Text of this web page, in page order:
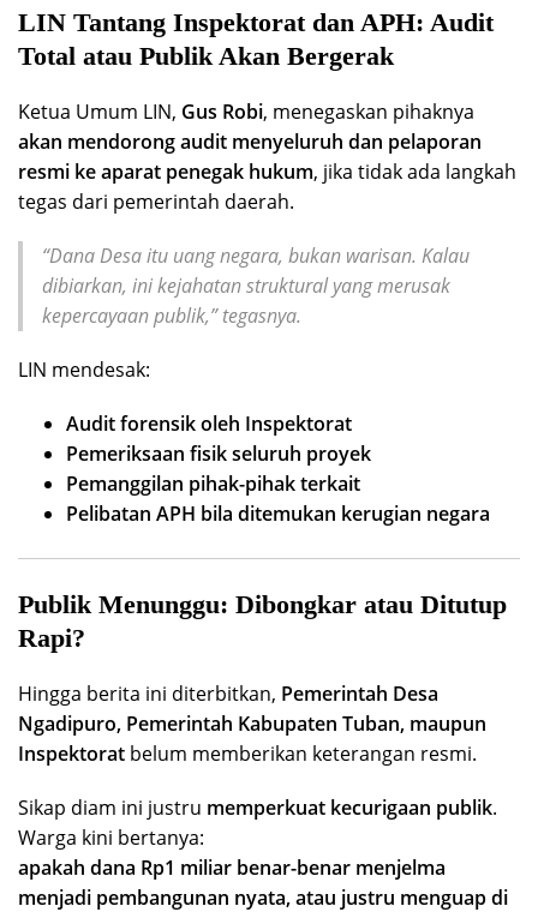
LIN Tantang Inspektorat dan APH: Audit
Total atau Publik Akan Bergerak
Ketua Umum LIN, Gus Robi, menegaskan pihaknya
akan mendorong audit menyeluruh dan pelaporan
resmi ke aparat penegak hukum, jika tidak ada langkah
tegas dari pemerintah daerah.
“Dana Desa itu uang negara, bukan warisan. Kalau
dibiarkan, ini kejahatan struktural yang merusak
kepercayaan publik,”tegasnya.
LIN mendesak:
Audit forensik oleh Inspektorat
Pemeriksaan fisik seluruh proyek
Pemanggilan pihak-pihak terkait
Pelibatan APH bila ditemukan kerugian negara
Publik Menunggu: Dibongkar atau Ditutup
Rapi?
Hingga berita ini diterbitkan, Pemerintah Desa
Ngadipuro, Pemerintah Kabupaten Tuban, maupun
Inspektorat belum memberikan keterangan resmi.
Sikap diam ini justru memperkuat kecurigaan publik.
Warga kini bertanya:
apakah dana Rp1 miliar benar-benar menjelma
menjadi pembangunan nyata, atau justru menguap di